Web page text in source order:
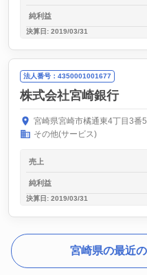
純利益
決算日: 2019/03/31
法人番号：4350001001677
株式会社宮崎銀行
宮崎県宮崎市橘通東4丁目3番
その他(サービス)
売上
純利益
決算日: 2019/03/31
宮崎県の最近